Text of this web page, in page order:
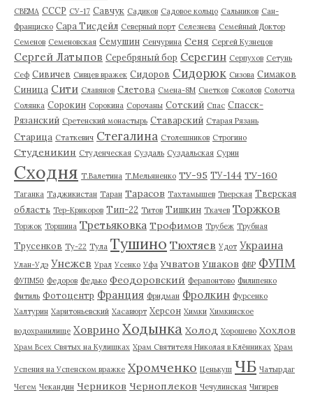
СВЕМА СССР СУ-17 Савчук Садиков Садовое кольцо Сальников Сан-
Франциско Сара Тисдейл Северный порт Селезнева Семейный Доктор
Семенов Семеновская Семушин Сенчурина Сеня Сергей Кузнецов
Сергей Латыпов Серебряный бор Серегин Серпухов Сетунь
Сеф Сивичев Сивцев вражек Сидоров Сидорюк Сизова Симаков
Синица Сити Славянов Слетова Смена-8М Снетков Соколов Солотча
Солянка Сорокин Сорокина Сорочаны Сотский Спас Спасск-
Рязанский Сретенский монастырь Ставарский Старая Рязань
Старица Статкевич Стегалина Столешников Строгино
Студеникин Студенческая Суздаль Суздальская Сурин
Сходня Т.Валетина Т.Мельяненко ТУ-95 ТУ-144 ТУ-160
Таганка Таджикистан Таран Тарасов Тахтамышев Тверская Тверская
область Тер-Крикоров Тип-22 Титов Тишкин Ткачев Торжков
Торжок Торшина Третьяковка Трофимов Трубеж Трубная
Трусенков Ту-22 Тула Тушино Тюхтяев Удот Украина
Улан-Удэ Унежев Урал Усенко Уфа Учватов Ушаков ФВР ФУПМ
ФУПМ50 Федоров Федько Феодоровский Ферапонтово Филипенко
Фитиль Фотоцентр Франция Фридман Фролкин Фурсенко
Халтурин Харитоньевский Хасавюрт Херсон Химки Химкинское
водохранилище Ховрино Ходынка Холод Хорошево Хохлов
Храм Всех Святых на Кулишках Храм Святителя Николая в Клённиках Храм
Успения на Успенском вражке Хромченко Ценькуш ЧБ Чатырдаг
Чегем Чекандин Черников Черноплеков Чечулинская Чигирев